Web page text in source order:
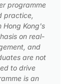
programme
practice,
Hong Kong's
on real-
and
are not
to drive
is an